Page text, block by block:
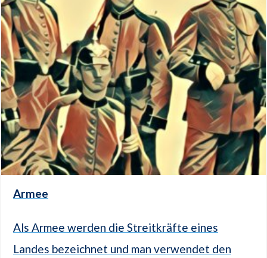
Armee
Als Armee werden die Streitkräfte eines
Landes bezeichnet und man verwendet den